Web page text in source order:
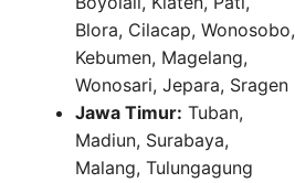
Blora, Cilacap, Wonosobo,
Kebumen, Magelang,
Wonosari, Jepara, Sragen
Jawa Timur: Tuban,
Madiun, Surabaya,
Malang, Tulungagung